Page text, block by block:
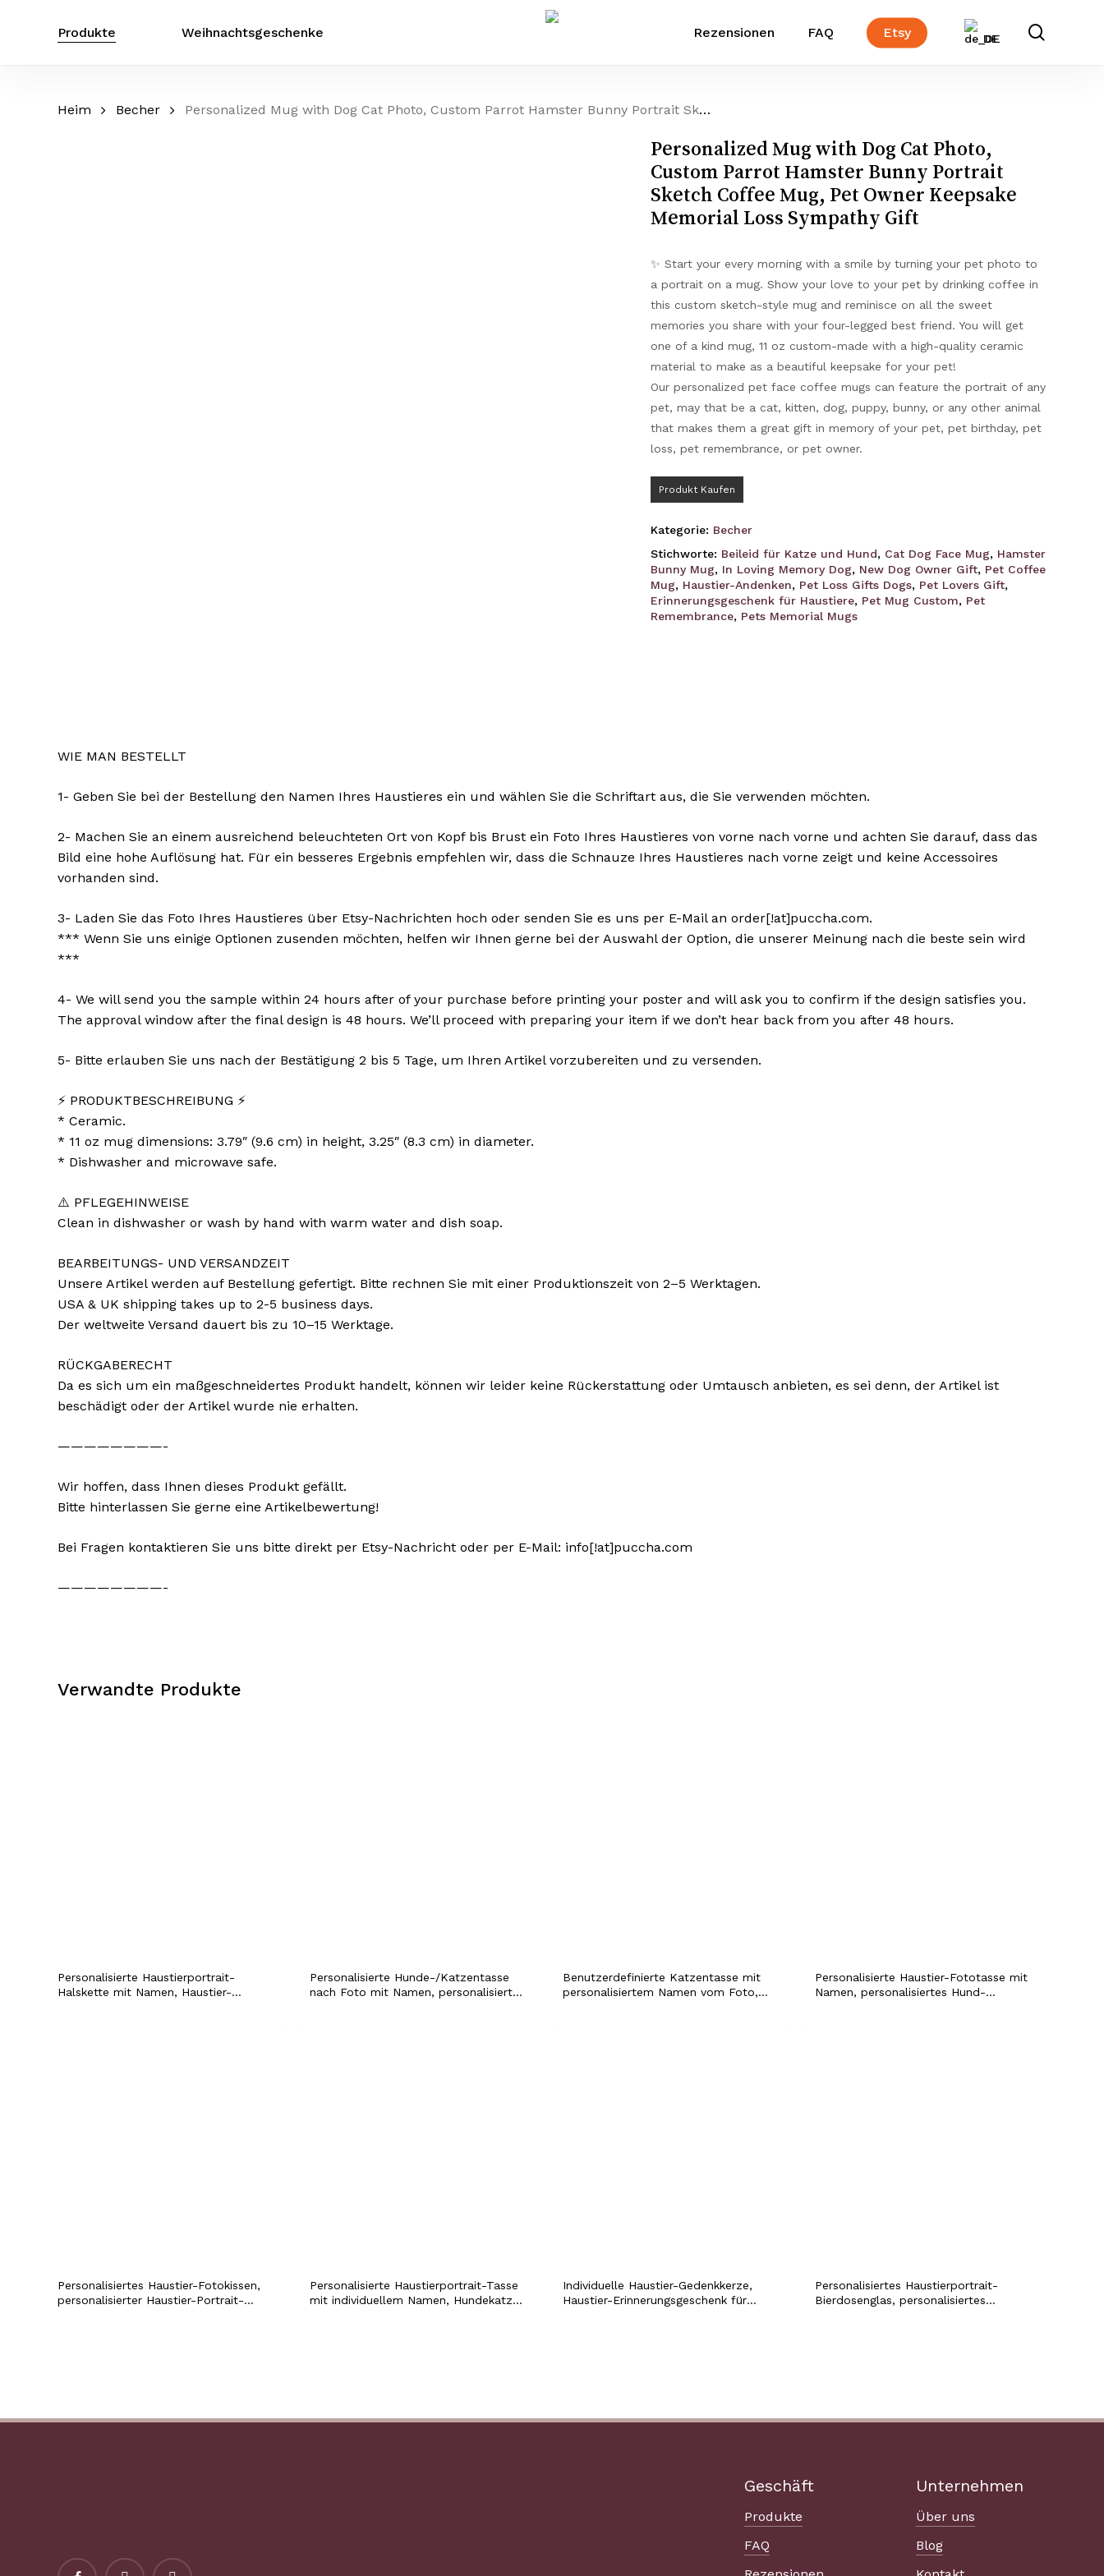
HauptinhaltProdukte Weihnachtsgeschenke Rezensionen FAQ Etsy DE
Heim Becher Personalized Mug with Dog Cat Photo, Custom Parrot Hamster Bunny Portrait Sketch Coffee Mug, Pet Owner Keepsake Memorial Loss Sympathy Gift
Personalized Mug with Dog Cat Photo,
Custom Parrot Hamster Bunny Portrait
Sketch Coffee Mug, Pet Owner Keepsake
Memorial Loss Sympathy Gift
✨ Start your every morning with a smile by turning your pet photo to
a portrait on a mug. Show your love to your pet by drinking coffee in
this custom sketch-style mug and reminisce on all the sweet
memories you share with your four-legged best friend. You will get
one of a kind mug, 11 oz custom-made with a high-quality ceramic
material to make as a beautiful keepsake for your pet!
Our personalized pet face coffee mugs can feature the portrait of any
pet, may that be a cat, kitten, dog, puppy, bunny, or any other animal
that makes them a great gift in memory of your pet, pet birthday, pet
loss, pet remembrance, or pet owner.
Produkt Kaufen
Kategorie: Becher
Stichworte: Beileid für Katze und Hund, Cat Dog Face Mug, Hamster
Bunny Mug, In Loving Memory Dog, New Dog Owner Gift, Pet Coffee
Mug, Haustier-Andenken, Pet Loss Gifts Dogs, Pet Lovers Gift,
Erinnerungsgeschenk für Haustiere, Pet Mug Custom, Pet
Remembrance, Pets Memorial Mugs
WIE MAN BESTELLT
1- Geben Sie bei der Bestellung den Namen Ihres Haustieres ein und wählen Sie die Schriftart aus, die Sie verwenden möchten.
2- Machen Sie an einem ausreichend beleuchteten Ort von Kopf bis Brust ein Foto Ihres Haustieres von vorne nach vorne und achten Sie darauf, dass das
Bild eine hohe Auflösung hat. Für ein besseres Ergebnis empfehlen wir, dass die Schnauze Ihres Haustieres nach vorne zeigt und keine Accessoires
vorhanden sind.
3- Laden Sie das Foto Ihres Haustieres über Etsy-Nachrichten hoch oder senden Sie es uns per E-Mail an order[!at]puccha.com.
*** Wenn Sie uns einige Optionen zusenden möchten, helfen wir Ihnen gerne bei der Auswahl der Option, die unserer Meinung nach die beste sein wird
***
4- We will send you the sample within 24 hours after of your purchase before printing your poster and will ask you to confirm if the design satisfies you.
The approval window after the final design is 48 hours. We’ll proceed with preparing your item if we don’t hear back from you after 48 hours.
5- Bitte erlauben Sie uns nach der Bestätigung 2 bis 5 Tage, um Ihren Artikel vorzubereiten und zu versenden.
⚡️ PRODUKTBESCHREIBUNG ⚡️
* Ceramic.
* 11 oz mug dimensions: 3.79″ (9.6 cm) in height, 3.25″ (8.3 cm) in diameter.
* Dishwasher and microwave safe.
⚠️ PFLEGEHINWEISE
Clean in dishwasher or wash by hand with warm water and dish soap.
BEARBEITUNGS- UND VERSANDZEIT
Unsere Artikel werden auf Bestellung gefertigt. Bitte rechnen Sie mit einer Produktionszeit von 2–5 Werktagen.
USA & UK shipping takes up to 2-5 business days.
Der weltweite Versand dauert bis zu 10–15 Werktage.
RÜCKGABERECHT
Da es sich um ein maßgeschneidertes Produkt handelt, können wir leider keine Rückerstattung oder Umtausch anbieten, es sei denn, der Artikel ist
beschädigt oder der Artikel wurde nie erhalten.
————————-
Wir hoffen, dass Ihnen dieses Produkt gefällt.
Bitte hinterlassen Sie gerne eine Artikelbewertung!
Bei Fragen kontaktieren Sie uns bitte direkt per Etsy-Nachricht oder per E-Mail: info[!at]puccha.com
————————-
Verwandte Produkte
Personalisierte Haustierportrait-
Halskette mit Namen, Haustier-
Personalisierte Hunde-/Katzentasse
nach Foto mit Namen, personalisierte
Benutzerdefinierte Katzentasse mit
personalisiertem Namen vom Foto,
Personalisierte Haustier-Fototasse mit
Namen, personalisiertes Hund-
Personalisiertes Haustier-Fotokissen,
personalisierter Haustier-Portrait-
Personalisierte Haustierportrait-Tasse
mit individuellem Namen, Hundekatze-
Individuelle Haustier-Gedenkkerze,
Haustier-Erinnerungsgeschenk für
Personalisiertes Haustierportrait-
Bierdosenglas, personalisiertes
Geschäft
Produkte
FAQ
Unternehmen
Über uns
Blog